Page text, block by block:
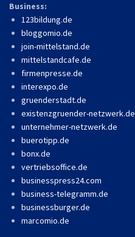
Business:
123bildung.de
bloggomio.de
join-mittelstand.de
mittelstandcafe.de
firmenpresse.de
interexpo.de
gruenderstadt.de
existenzgruender-netzwerk.de
unternehmer-netzwerk.de
buerotipp.de
bonx.de
vertriebsoffice.de
businesspress24.com
business-telegramm.de
businessburger.de
marcomio.de